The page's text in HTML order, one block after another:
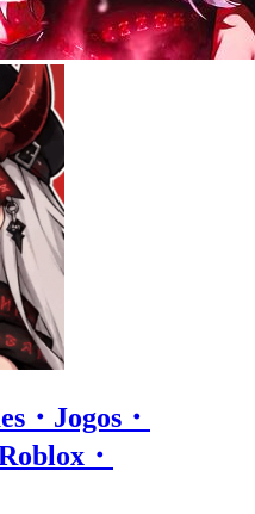
・Jogos・
・